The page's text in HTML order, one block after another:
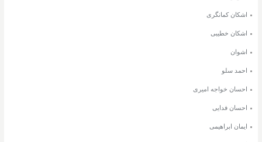
اشکان کمانگری
اشکان خطیبی
اشوان
احمد سلو
احسان خواجه امیری
احسان فدایی
ایمان ابراهیمی